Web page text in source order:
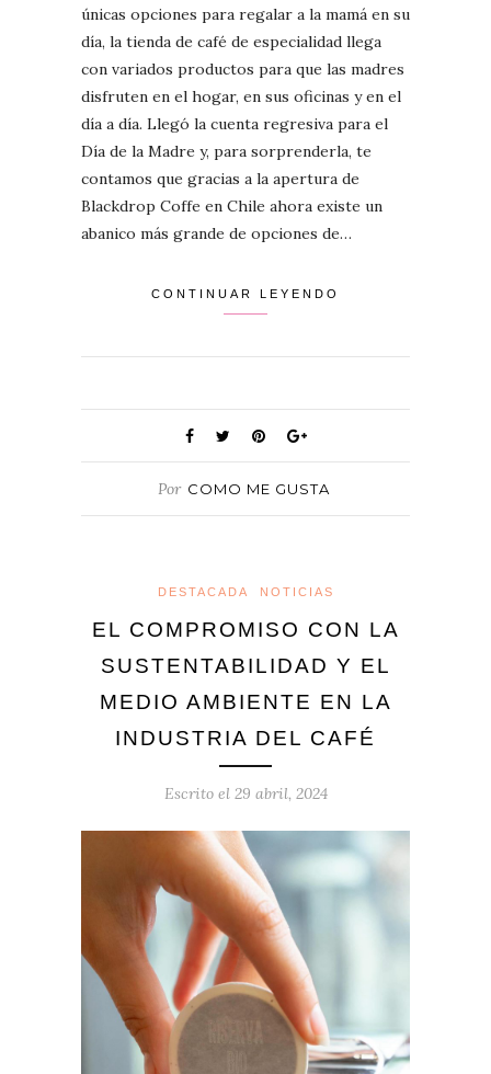
únicas opciones para regalar a la mamá en su
día, la tienda de café de especialidad llega
con variados productos para que las madres
disfruten en el hogar, en sus oficinas y en el
día a día. Llegó la cuenta regresiva para el
Día de la Madre y, para sorprenderla, te
contamos que gracias a la apertura de
Blackdrop Coffe en Chile ahora existe un
abanico más grande de opciones de…
CONTINUAR LEYENDO
Por COMO ME GUSTA
DESTACADA NOTICIAS
EL COMPROMISO CON LA
SUSTENTABILIDAD Y EL
MEDIO AMBIENTE EN LA
INDUSTRIA DEL CAFÉ
Escrito el 29 abril, 2024